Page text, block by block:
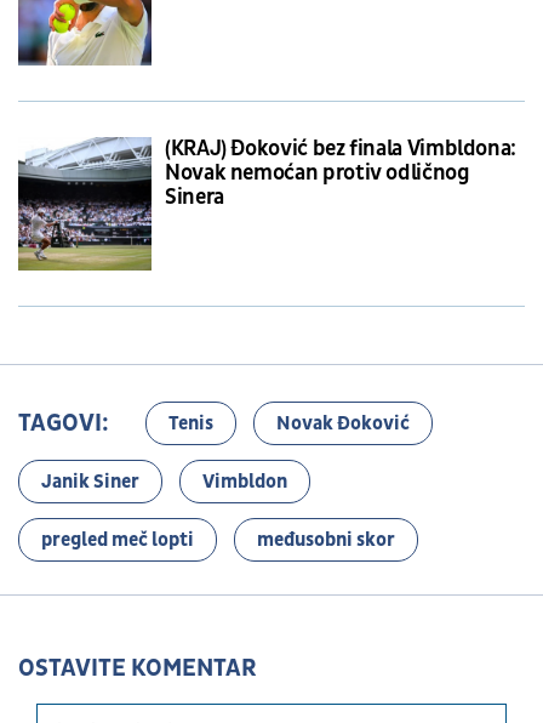
(KRAJ) Đoković bez finala Vimbldona:
Novak nemoćan protiv odličnog
Sinera
TAGOVI: Tenis Novak Đoković
Janik Siner Vimbldon
pregled meč lopti međusobni skor
OSTAVITE KOMENTAR